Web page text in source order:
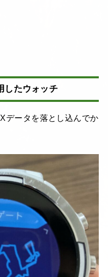
したウォッチ
データを落とし込んでか